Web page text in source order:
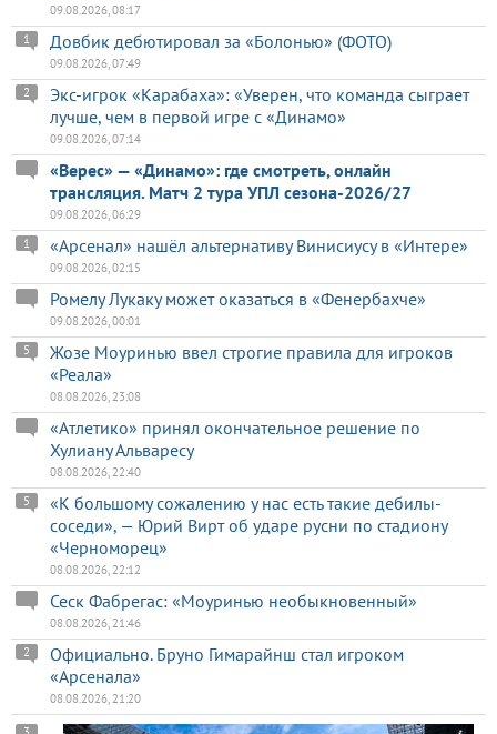
09.08.2026, 08:17
Довбик дебютировал за «Болонью» (ФОТО)
1
09.08.2026, 07:49
Экс-игрок «Карабаха»: «Уверен, что команда сыграет
лучше, чем в первой игре с «Динамо»
2
09.08.2026, 07:14
«Верес» — «Динамо»: где смотреть, онлайн
трансляция. Матч 2 тура УПЛ сезона-2026/27
09.08.2026, 06:29
«Арсенал» нашёл альтернативу Винисиусу в «Интере»
1
09.08.2026, 02:15
Ромелу Лукаку может оказаться в «Фенербахче»
09.08.2026, 00:01
Жозе Моуринью ввел строгие правила для игроков
«Реала»
5
08.08.2026, 23:08
«Атлетико» принял окончательное решение по
Хулиану Альваресу
08.08.2026, 22:40
«К большому сожалению у нас есть такие дебилы-
соседи», — Юрий Вирт об ударе русни по стадиону
«Черноморец»
5
08.08.2026, 22:12
Сеск Фабрегас: «Моуринью необыкновенный»
08.08.2026, 21:46
Официально. Бруно Гимарайнш стал игроком
«Арсенала»
2
08.08.2026, 21:20